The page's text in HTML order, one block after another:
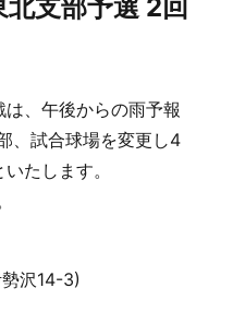
支部予選 2回
、午後からの雨予報
、試合球場を変更し4
たします。
沢14-3)